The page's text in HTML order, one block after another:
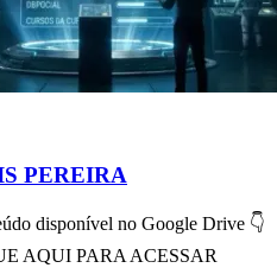
PEREIRA
disponível no Google Drive 👇
AQUI PARA ACESSAR